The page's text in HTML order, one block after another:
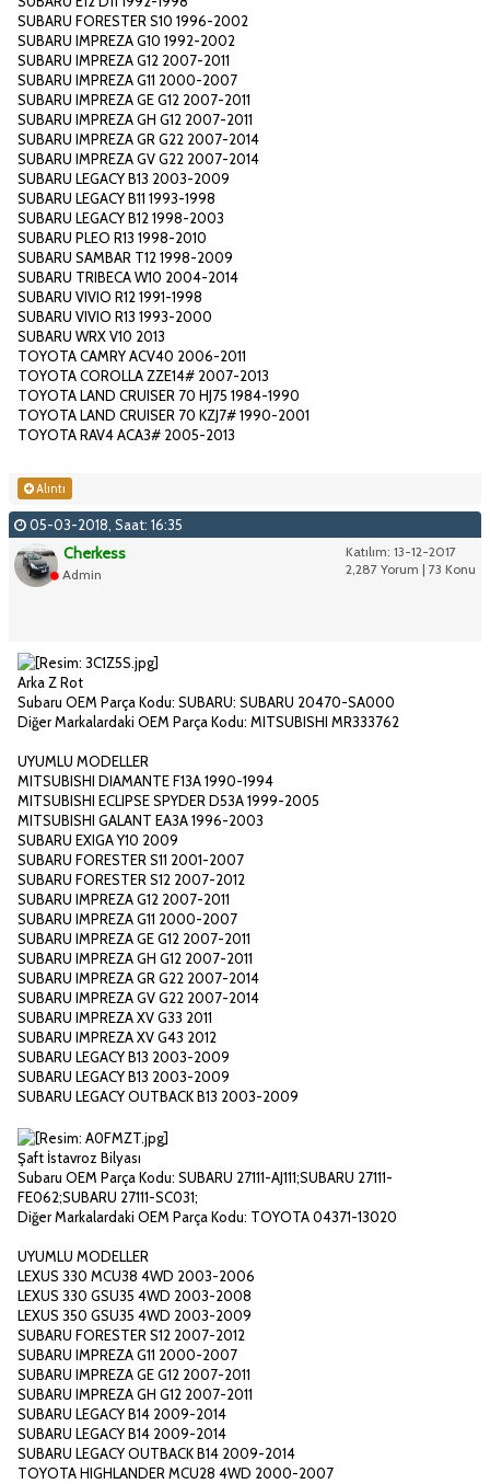
SUBARU FORESTER S10 1996-2002
SUBARU IMPREZA G10 1992-2002
SUBARU IMPREZA G12 2007-2011
SUBARU IMPREZA G11 2000-2007
SUBARU IMPREZA GE G12 2007-2011
SUBARU IMPREZA GH G12 2007-2011
SUBARU IMPREZA GR G22 2007-2014
SUBARU IMPREZA GV G22 2007-2014
SUBARU LEGACY B13 2003-2009
SUBARU LEGACY B11 1993-1998
SUBARU LEGACY B12 1998-2003
SUBARU PLEO R13 1998-2010
SUBARU SAMBAR T12 1998-2009
SUBARU TRIBECA W10 2004-2014
SUBARU VIVIO R12 1991-1998
SUBARU VIVIO R13 1993-2000
SUBARU WRX V10 2013
TOYOTA CAMRY ACV40 2006-2011
TOYOTA COROLLA ZZE14# 2007-2013
TOYOTA LAND CRUISER 70 HJ75 1984-1990
TOYOTA LAND CRUISER 70 KZJ7# 1990-2001
TOYOTA RAV4 ACA3# 2005-2013
Alıntı
05-03-2018, Saat: 16:35
Katılım: 13-12-2017
2,287 Yorum | 73 Konu
Cherkess
Admin
Arka Z Rot
Subaru OEM Parça Kodu: SUBARU: SUBARU 20470-SA000
Diğer Markalardaki OEM Parça Kodu: MITSUBISHI MR333762
UYUMLU MODELLER
MITSUBISHI DIAMANTE F13A 1990-1994
MITSUBISHI ECLIPSE SPYDER D53A 1999-2005
MITSUBISHI GALANT EA3A 1996-2003
SUBARU EXIGA Y10 2009
SUBARU FORESTER S11 2001-2007
SUBARU FORESTER S12 2007-2012
SUBARU IMPREZA G12 2007-2011
SUBARU IMPREZA G11 2000-2007
SUBARU IMPREZA GE G12 2007-2011
SUBARU IMPREZA GH G12 2007-2011
SUBARU IMPREZA GR G22 2007-2014
SUBARU IMPREZA GV G22 2007-2014
SUBARU IMPREZA XV G33 2011
SUBARU IMPREZA XV G43 2012
SUBARU LEGACY B13 2003-2009
SUBARU LEGACY B13 2003-2009
SUBARU LEGACY OUTBACK B13 2003-2009
Şaft İstavroz Bilyası
Subaru OEM Parça Kodu: SUBARU 27111-AJ111;SUBARU 27111-
FE062;SUBARU 27111-SC031;
Diğer Markalardaki OEM Parça Kodu: TOYOTA 04371-13020
UYUMLU MODELLER
LEXUS 330 MCU38 4WD 2003-2006
LEXUS 330 GSU35 4WD 2003-2008
LEXUS 350 GSU35 4WD 2003-2009
SUBARU FORESTER S12 2007-2012
SUBARU IMPREZA G11 2000-2007
SUBARU IMPREZA GE G12 2007-2011
SUBARU IMPREZA GH G12 2007-2011
SUBARU LEGACY B14 2009-2014
SUBARU LEGACY B14 2009-2014
SUBARU LEGACY OUTBACK B14 2009-2014
TOYOTA HIGHLANDER MCU28 4WD 2000-2007